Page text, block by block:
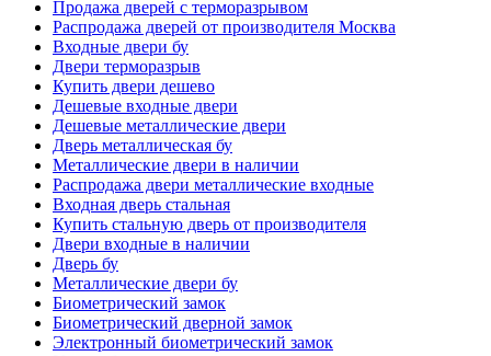
Продажа дверей с терморазрывом
Распродажа дверей от производителя Москва
Входные двери бу
Двери терморазрыв
Купить двери дешево
Дешевые входные двери
Дешевые металлические двери
Дверь металлическая бу
Металлические двери в наличии
Распродажа двери металлические входные
Входная дверь стальная
Купить стальную дверь от производителя
Двери входные в наличии
Дверь бу
Металлические двери бу
Биометрический замок
Биометрический дверной замок
Электронный биометрический замок